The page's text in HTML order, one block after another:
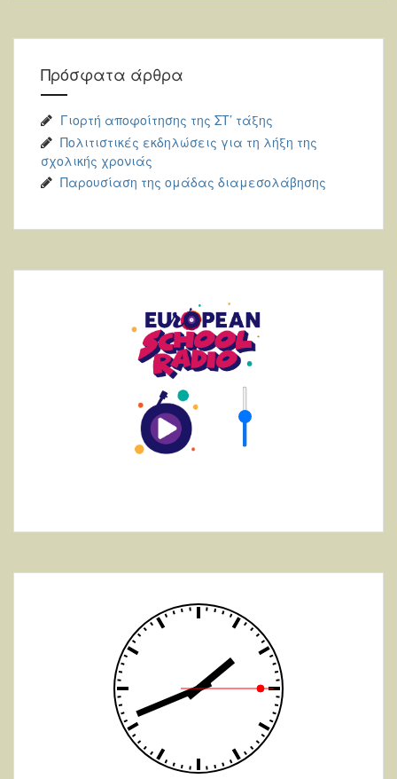
Πρόσφατα άρθρα
Γιορτή αποφοίτησης της ΣΤ’ τάξης
Πολιτιστικές εκδηλώσεις για τη λήξη της
σχολικής χρονιάς
Παρουσίαση της ομάδας διαμεσολάβησης